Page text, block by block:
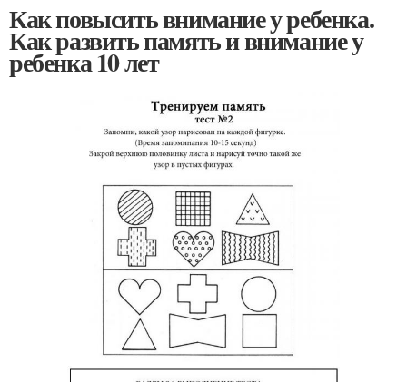
Как повысить внимание у ребенка.
Как развить память и внимание у
ребенка 10 лет